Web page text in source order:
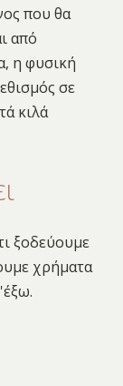
που θα
από
η φυσική
σε
κιλά
ξοδεύουμε
χρήματα